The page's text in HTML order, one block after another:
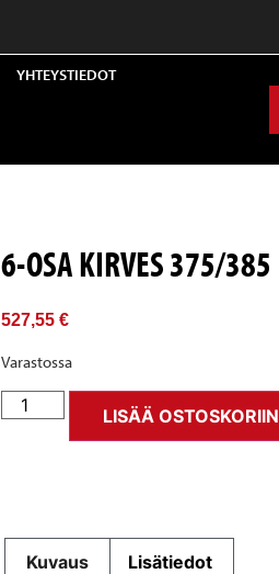
YHTEYSTIEDOT
6-OSA KIRVES 375/385
527,55 €
Varastossa
LISÄÄ OSTOSKORIIN
Kuvaus Lisätiedot